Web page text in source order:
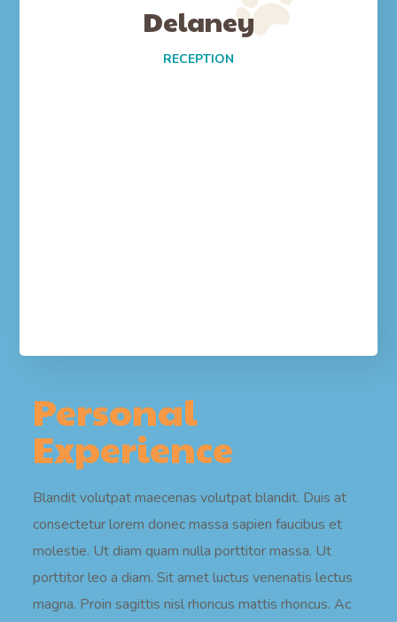
Delaney
RECEPTION
Personal
Experience
Blandit volutpat maecenas volutpat blandit. Duis at
consectetur lorem donec massa sapien faucibus et
molestie. Ut diam quam nulla porttitor massa. Ut
porttitor leo a diam. Sit amet luctus venenatis lectus
magna. Proin sagittis nisl rhoncus mattis rhoncus. Ac